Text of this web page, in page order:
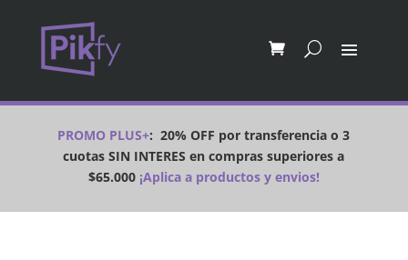
PROMO PLUS+:20% OFF por transferencia o 3
cuotas SIN INTERES en compras superiores a
$65.000¡Aplica a productos y envios!